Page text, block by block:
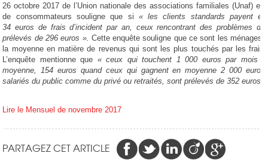
26 octobre 2017 de l’Union nationale des associations familiales (Unaf) et
de consommateurs souligne que si « les clients standards payent en
34 euros de frais d’incident par an, ceux rencontrant des problèmes
prélevés de 296 euros ». Cette enquête souligne que ce sont les ménages
la moyenne en matière de revenus qui sont les plus touchés par les frais
L’enquête mentionne que « ceux qui touchent 1 000 euros par mois
moyenne, 154 euros quand ceux qui gagnent en moyenne 2 000
salariés du public comme du privé ou retraités, sont prélevés de 352 euros
Lire le Mensuel de novembre 2017
PARTAGEZ CET ARTICLE